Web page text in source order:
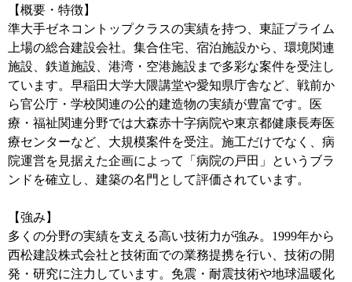
【概要・特徴】
準大手ゼネコントップクラスの実績を持つ、東証プライム
上場の総合建設会社。集合住宅、宿泊施設から、環境関連
施設、鉄道施設、港湾・空港施設まで多彩な案件を受注し
ています。早稲田大学大隈講堂や愛知県庁舎など、戦前か
ら官公庁・学校関連の公的建造物の実績が豊富です。医
療・福祉関連分野では大森赤十字病院や東京都健康長寿医
療センターなど、大規模案件を受注。施工だけでなく、病
院運営を見据えた企画によって「病院の戸田」というブラ
ンドを確立し、建築の名門として評価されています。
【強み】
多くの分野の実績を支える高い技術力が強み。1999年から
西松建設株式会社と技術面での業務提携を行い、技術の開
発・研究に注力しています。免震・耐震技術や地球温暖化